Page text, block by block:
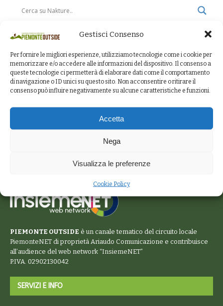
Gestisci Consenso
Per fornire le migliori esperienze, utilizziamo tecnologie come i cookie per
memorizzare e/o accedere alle informazioni del dispositivo. Il consenso a
queste tecnologie ci permetterà di elaborare dati come il comportamento
di navigazione o ID unici su questo sito. Non acconsentire o ritirare il
consenso può influire negativamente su alcune caratteristiche e funzioni.
Accetta
Nega
Visualizza le preferenze
Cookie Policy
PIEMONTE OUTSIDE è un canale tematico del circuito locale
PiemonteNET di proprietà Ariaudo Comunicazione e contribuisce
all’audience del web network “InsiemeNET”
P.IVA. 02902130042
SERVIZI E INFO